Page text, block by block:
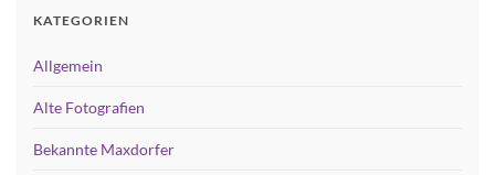
KATEGORIEN
Allgemein
Alte Fotografien
Bekannte Maxdorfer